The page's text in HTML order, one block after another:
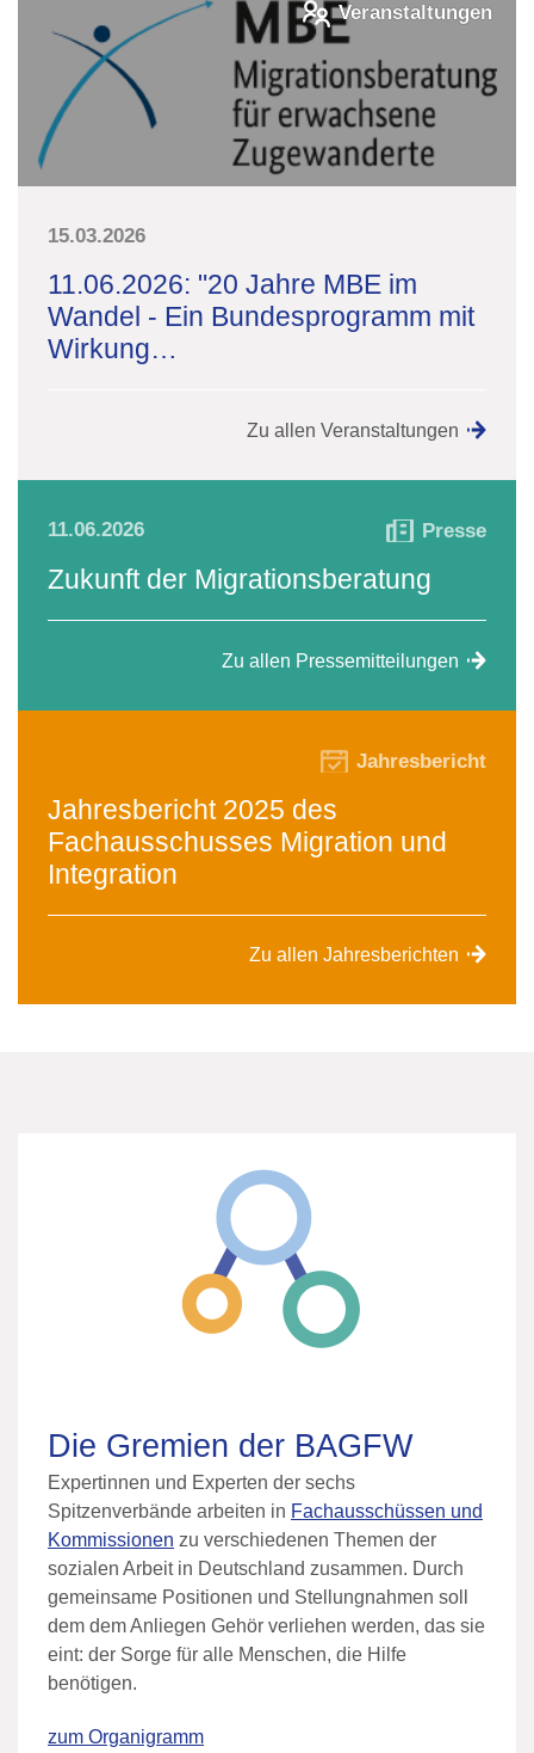
15.03.2026
Veranstaltungen
11.06.2026: "20 Jahre MBE im
Wandel - Ein Bundesprogramm mit
Wirkung…
Zu allen Veranstaltungen
11.06.2026 Presse
Zukunft der Migrationsberatung
Zu allen Pressemitteilungen
Jahresbericht
Jahresbericht 2025 des
Fachausschusses Migration und
Integration
Zu allen Jahresberichten
Die Gremien der BAGFW
Expertinnen und Experten der sechs
Spitzenverbände arbeiten in Fachausschüssen und
Kommissionen zu verschiedenen Themen der
sozialen Arbeit in Deutschland zusammen. Durch
gemeinsame Positionen und Stellungnahmen soll
dem dem Anliegen Gehör verliehen werden, das sie
eint: der Sorge für alle Menschen, die Hilfe
benötigen.
zum Organigramm